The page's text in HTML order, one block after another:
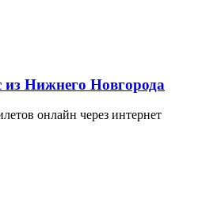
из Нижнего Новгорода
онлайн через интернет